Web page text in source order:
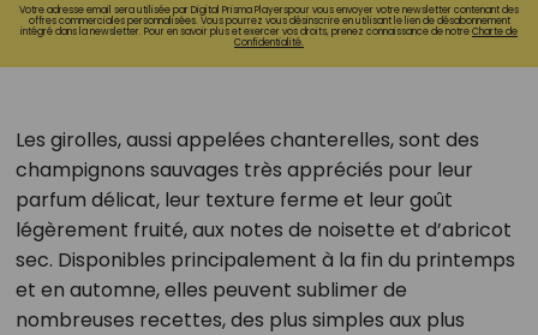
Votre adresse email sera utilisée par Digital Prisma Playerspour vous envoyer votre newsletter contenant des
offres commerciales personnalisées. Vous pourrez vous désinscrire en utilisant le lien de désabonnement
intégré dans la newsletter. Pour en savoir plus et exercer vos droits, prenez connaissance de notreCharte de
Confidentialité.
Les girolles, aussi appelées chanterelles, sont des
champignons sauvages très appréciés pour leur
parfum délicat, leur texture ferme et leur goût
légèrement fruité, aux notes de noisette et d’abricot
sec. Disponibles principalement à la fin du printemps
et en automne, elles peuvent sublimer de
nombreuses recettes, des plus simples aux plus